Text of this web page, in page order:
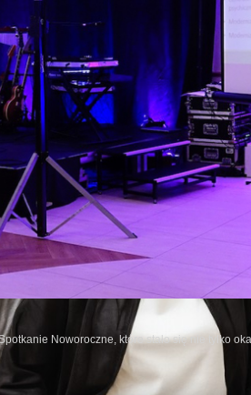
Noworoczne, które stało się nie tylko